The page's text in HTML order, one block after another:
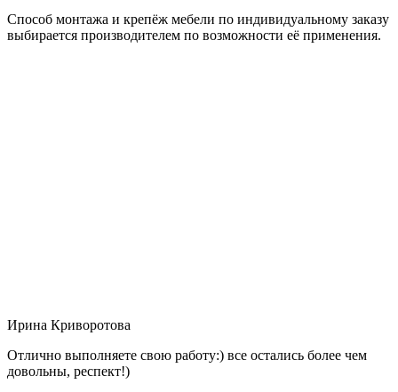
Способ монтажа и крепёж мебели по индивидуальному заказу
выбирается производителем по возможности её применения.
Ирина Криворотова
Отлично выполняете свою работу:) все остались более чем
довольны, респект!)